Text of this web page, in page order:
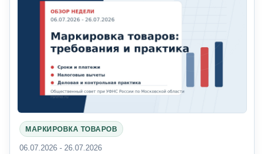
МАРКИРОВКА ТОВАРОВ
06.07.2026 - 26.07.2026